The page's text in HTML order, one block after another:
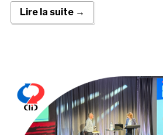
Lire la suite →